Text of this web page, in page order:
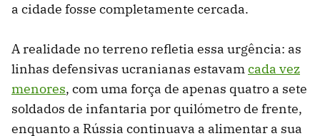
a cidade fosse completamente cercada.
A realidade no terreno refletia essa urgência: as
linhas defensivas ucranianas estavamcada vez
menores, com uma força de apenas quatro a sete
soldados de infantaria por quilómetro de frente,
enquanto a Rússia continuava a alimentar a sua